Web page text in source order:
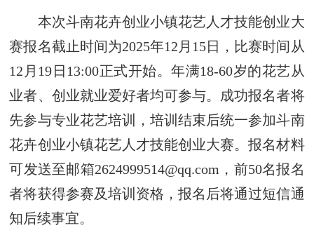
本次斗南花卉创业小镇花艺人才技能创业大
赛报名截止时间为2025年12月15日，比赛时间从
12月19日13:00正式开始。年满18-60岁的花艺从
业者、创业就业爱好者均可参与。成功报名者将
先参与专业花艺培训，培训结束后统一参加斗南
花卉创业小镇花艺人才技能创业大赛。报名材料
可发送至邮箱2624999514@qq.com，前50名报名
者将获得参赛及培训资格，报名后将通过短信通
知后续事宜。